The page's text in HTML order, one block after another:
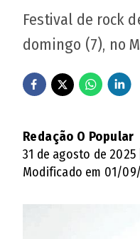
Festival de rock
domingo (7), no
Redação O Popular
31 de agosto de 2025
Modificado em 01/